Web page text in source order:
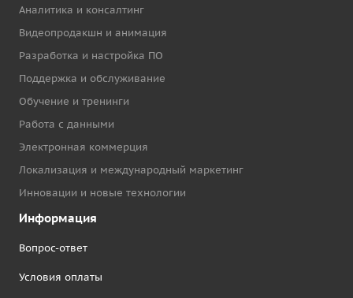
Аналитика и консалтинг
Видеопродакшн и анимация
Разработка и настройка ПО
Поддержка и обслуживание
Обучение и тренинги
Работа с данными
Электронная коммерция
Локализация и международный маркетинг
Инновации и новые технологии
Информация
Вопрос-ответ
Условия оплаты